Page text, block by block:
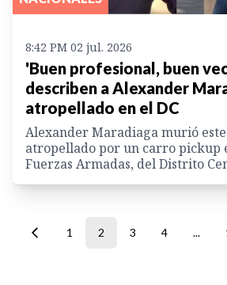
8:42 PM 02 jul. 2026
'Buen profesional, buen
describen a Alexander
atropellado en el DC
Alexander Maradiaga murió
atropellado por un carro pickup
Fuerzas Armadas, del Distrito
1 2 3 4 ...